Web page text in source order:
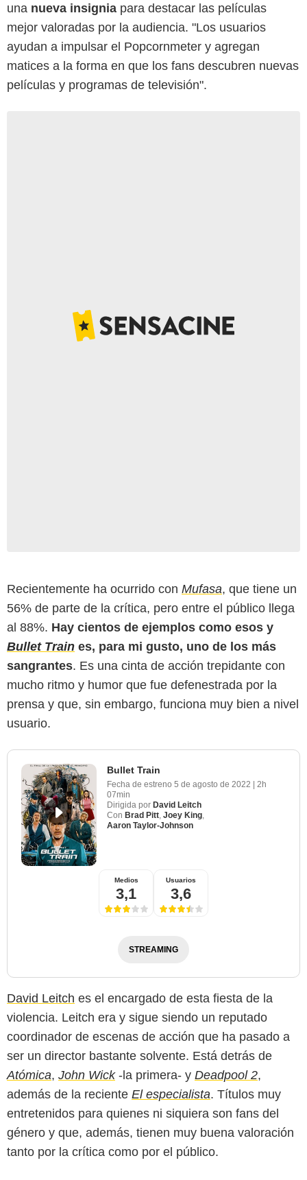
una nueva insignia para destacar las películas
mejor valoradas por la audiencia. "Los usuarios
ayudan a impulsar el Popcornmeter y agregan
matices a la forma en que los fans descubren nuevas
películas y programas de televisión".
Recientemente ha ocurrido con Mufasa, que tiene un
56% de parte de la crítica, pero entre el público llega
al 88%. Hay cientos de ejemplos como esos y
Bullet Train es, para mi gusto, uno de los más
sangrantes. Es una cinta de acción trepidante con
mucho ritmo y humor que fue defenestrada por la
prensa y que, sin embargo, funciona muy bien a nivel
usuario.
Bullet Train
Fecha de estreno 5 de agosto de 2022 | 2h
07min
Dirigida por David Leitch
Con Brad Pitt Joey King
Aaron Taylor-Johnson
Medios
3,1
Usuarios
3,6
STREAMING
David Leitch es el encargado de esta fiesta de la
violencia. Leitch era y sigue siendo un reputado
coordinador de escenas de acción que ha pasado a
ser un director bastante solvente. Está detrás de
Atómica, John Wick-la primera- y Deadpool 2,
además de la reciente El especialista. Títulos muy
entretenidos para quienes ni siquiera son fans del
género y que, además, tienen muy buena valoración
tanto por la crítica como por el público.